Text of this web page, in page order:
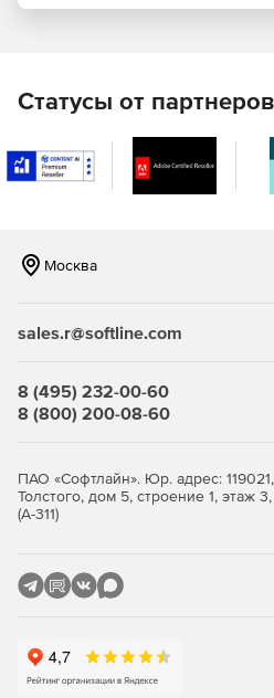
Статусы от партнеров
Москва
sales.r@softline.com
8 (495) 232-00-60
8 (800) 200-08-60
ПАО «Софтлайн». Юр. адрес:
Толстого, дом 5, строение 1, этаж
(А-311)